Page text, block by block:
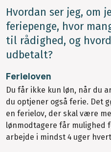
Hvordan ser jeg, om
feriepenge, hvor
til rådighed, og
udbetalt?
Ferieloven
Du får ikke kun løn, når du
du optjener også ferie. Det
en ferielov, der skal være
lønmodtagere får mulighed
arbejde i mindst 4 uger